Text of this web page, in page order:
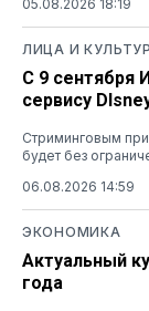
05.08.2026 18:19
ЛИЦА И
С 9 сентября
сервису
Стриминговым
будет без
06.08.2026 14:59
ЭКОНОМИКА
Актуальный
года